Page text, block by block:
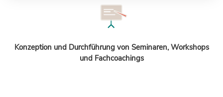
Konzeption und Durchführung von Seminaren, Workshops
und Fachcoachings